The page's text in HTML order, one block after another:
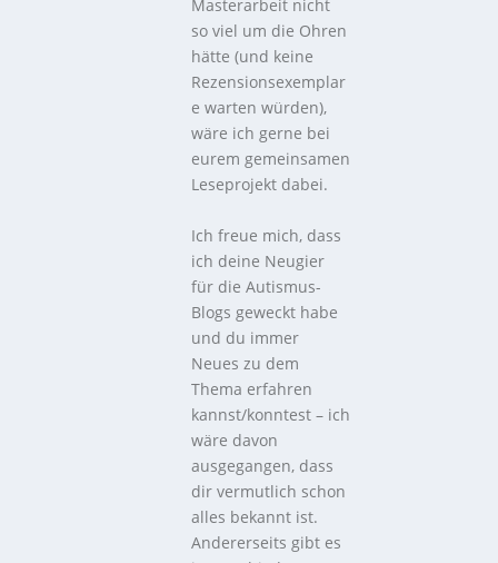
Masterarbeit nicht
so viel um die Ohren
hätte (und keine
Rezensionsexemplar
e warten würden),
wäre ich gerne bei
eurem gemeinsamen
Leseprojekt dabei.
Ich freue mich, dass
ich deine Neugier
für die Autismus-
Blogs geweckt habe
und du immer
Neues zu dem
Thema erfahren
kannst/konntest – ich
wäre davon
ausgegangen, dass
dir vermutlich schon
alles bekannt ist.
Andererseits gibt es